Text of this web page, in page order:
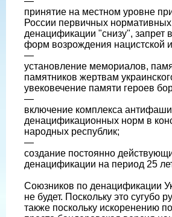
принятие на местном уровне
России первичных нормативных
денацификации "снизу", запрет
форм возрождения нацистской
—
установление мемориалов,
памятников жертвам
увековечение памяти героев
—
включение комплекса
денацификационных норм в
народных республик;
—
создание постоянно
денацификации на период 25
Союзников по денацификации
не будет. Поскольку это сугубо
также поскольку искоренению